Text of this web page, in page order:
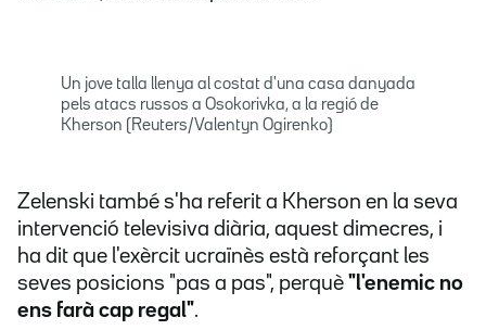
Un jove talla llenya al costat d'una casa danyada
pels atacs russos a Osokorivka, a la regió de
Kherson (Reuters/Valentyn Ogirenko)
Zelenski també s'ha referit a Kherson en la seva
intervenció televisiva diària, aquest dimecres, i
ha dit que l'exèrcit ucraïnès està reforçant les
seves posicions "pas a pas", perquè "l'enemic no
ens farà cap regal".